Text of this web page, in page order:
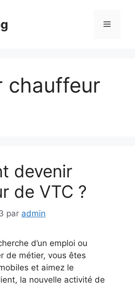
Menu
chauffeur
devenir
de VTC ?
par admin
d’un emploi ou
de métier, vous êtes
et aimez le
la nouvelle activité de